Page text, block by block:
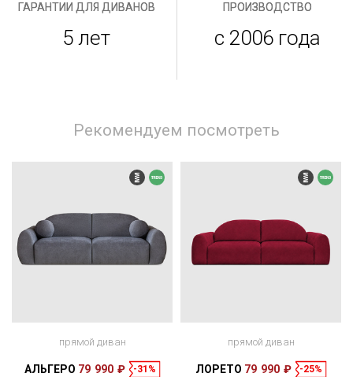
ГАРАНТИИ ДЛЯ ДИВАНОВ
5 лет
ПРОИЗВОДСТВО
с 2006 года
Рекомендуем посмотреть
прямой диван
АЛЬГЕРО 79 990 ₽ -31%
прямой диван
ЛОРЕТО 79 990 ₽ -25%